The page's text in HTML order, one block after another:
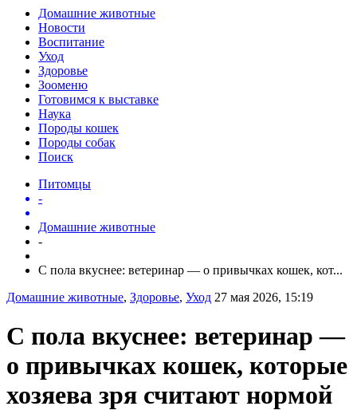
Домашние животные
Новости
Воспитание
Уход
Здоровье
Зооменю
Готовимся к выставке
Наука
Породы кошек
Породы собак
Поиск
Питомцы
-
Домашние животные
-
С пола вкуснее: ветеринар — о привычках кошек, кот...
Домашние животные, Здоровье, Уход 27 мая 2026, 15:19
С пола вкуснее: ветеринар —
о привычках кошек, которые
хозяева зря считают нормой